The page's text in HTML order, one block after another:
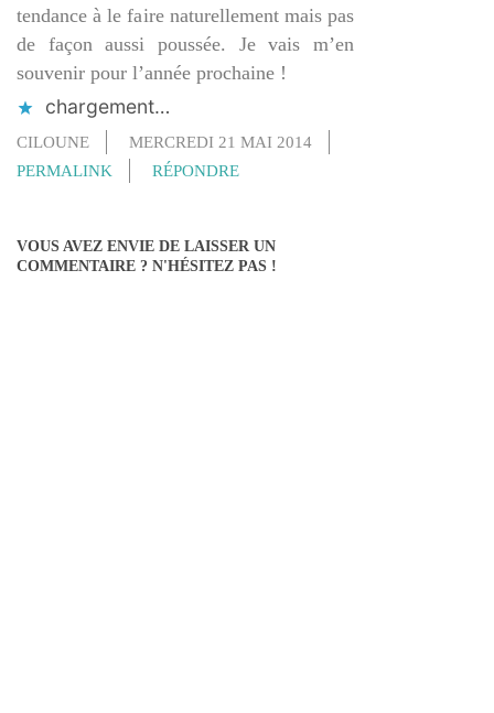
tendance à le faire naturellement mais pas
de façon aussi poussée. Je vais m’en
souvenir pour l’année prochaine !
chargement…
CILOUNE
MERCREDI 21 MAI 2014
PERMALINK
RÉPONDRE
VOUS AVEZ ENVIE DE LAISSER UN
COMMENTAIRE ? N'HÉSITEZ PAS !